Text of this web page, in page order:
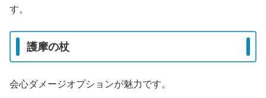
す。
護摩の杖
会心ダメージオプションが魅力です。